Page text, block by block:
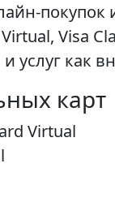
Visa
услуг как
карт
Virtual